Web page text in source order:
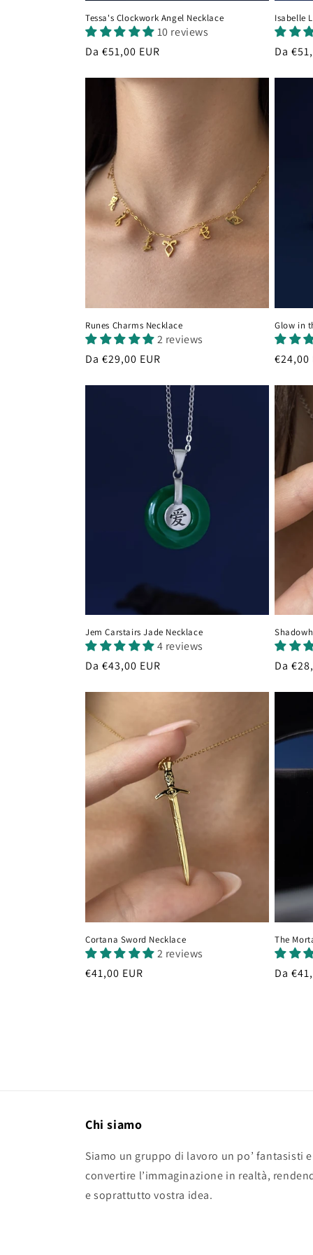
:
Tessa's Clockwork Angel Necklace
10 reviews
Prezzo
listino
Da €51,00 EUR
Isabelle
Prezzo
Da
Runes Charms Necklace
2 reviews
Prezzo
Da €29,00 EUR
Glow in
Prezzo
listino
€24,00
Jem Carstairs Jade Necklace
4 reviews
Prezzo
Da €43,00 EUR
Prezzo
Da
Cortana Sword Necklace
2 reviews
Prezzo
€41,00 EUR
The
Prezzo
Da
Chi siamo
Siamo un gruppo di lavoro un po’ fantasisti
convertire l’immaginazione in realtà,
e soprattutto vostra idea.